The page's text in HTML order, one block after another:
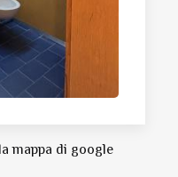
mappa di google